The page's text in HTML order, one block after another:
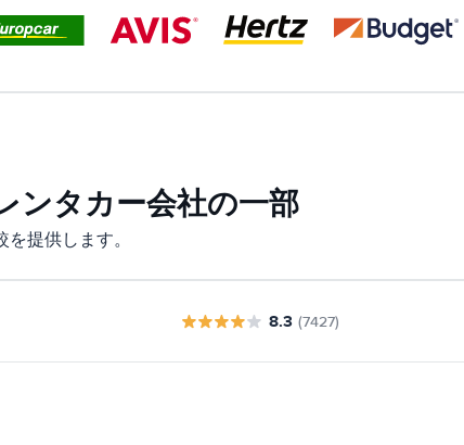
ンタカー会社の一部
提供します。
8.3 (7427)